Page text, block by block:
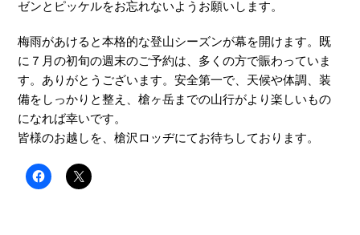
ゼンとピッケルをお忘れないようお願いします。
梅雨があけると本格的な登山シーズンが幕を開けます。既
に７月の初旬の週末のご予約は、多くの方で賑わっていま
す。ありがとうございます。安全第一で、天候や体調、装
備をしっかりと整え、槍ヶ岳までの山行がより楽しいもの
になれば幸いです。
皆様のお越しを、槍沢ロッヂにてお待ちしております。